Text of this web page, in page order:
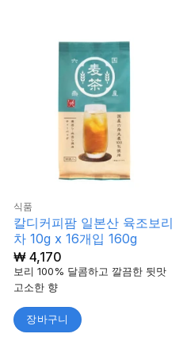
식품
칼디커피팜 일본산 육조보리
차 10g x 16개입 160g
₩4,170
보리 100% 달콤하고 깔끔한 뒷맛
고소한 향
장바구니